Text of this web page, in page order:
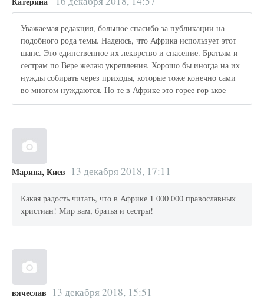
Уважаемая редакция, большое спасибо за публикации на
подобного рода темы. Надеюсь, что Африка использует этот
шанс. Это единственное их лекврство и спасение. Братьям и
сестрам по Вере желаю укрепления. Хорошо бы иногда на их
нужды собирать через приходы, которые тоже конечно сами
во многом нуждаются. Но те в Африке это горее гор ькое
Марина, Киев 13 декабря 2018, 17:11
Какая радость читать, что в Африке 1 000 000 православных
христиан! Мир вам, братья и сестры!
вячеслав 13 декабря 2018, 15:51